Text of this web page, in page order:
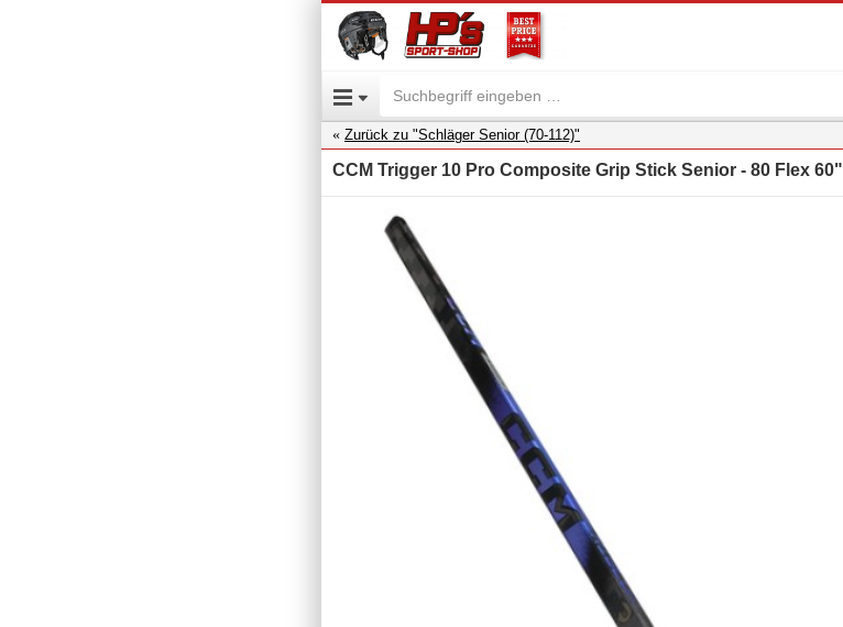
Zurück zu "Schläger Senior (70-112)"
CCM Trigger 10 Pro Composite Grip Stick Senior - 80 Flex 60"